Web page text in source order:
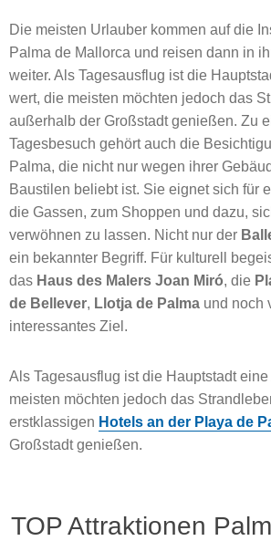
Die meisten Urlauber kommen auf die
Palma de Mallorca und reisen dann in
weiter. Als Tagesausflug ist die
wert, die meisten möchten jedoch das
außerhalb der Großstadt genießen. Zu
Tagesbesuch gehört auch die
Palma, die nicht nur wegen ihrer
Baustilen beliebt ist. Sie eignet sich für
die Gassen, zum Shoppen und dazu,
verwöhnen zu lassen. Nicht nur der
ein bekannter Begriff. Für kulturell
das Haus des Malers Joan Miró, die
de Bellever, Llotja de Palma und noch
interessantes Ziel.
Als Tagesausflug ist die Hauptstadt
meisten möchten jedoch das
erstklassigen Hotels an der Playa de
Großstadt genießen.
TOP Attraktionen